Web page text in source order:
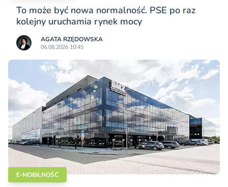
To może być nowa normalność. PSE po raz
kolejny uruchamia rynek mocy
AGATA RZĘDOWSKA
06.08.2026 10:45
E-MOBILNOŚĆ